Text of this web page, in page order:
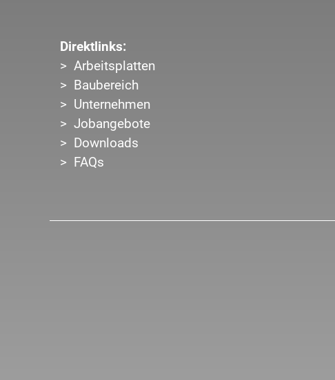
Direktlinks:
Arbeitsplatten
Baubereich
Unternehmen
Jobangebote
Downloads
FAQs